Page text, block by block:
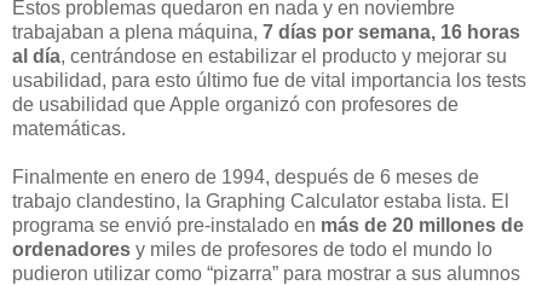
Estos problemas quedaron en nada y en noviembre
trabajaban a plena máquina, 7 días por semana, 16 horas
al día, centrándose en estabilizar el producto y mejorar su
usabilidad, para esto último fue de vital importancia los tests
de usabilidad que Apple organizó con profesores de
matemáticas.
Finalmente en enero de 1994, después de 6 meses de
trabajo clandestino, la Graphing Calculator estaba lista. El
programa se envió pre-instalado en más de 20 millones de
ordenadores y miles de profesores de todo el mundo lo
pudieron utilizar como “pizarra” para mostrar a sus alumnos